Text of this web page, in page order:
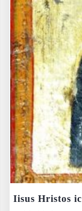
Iisus Hristos